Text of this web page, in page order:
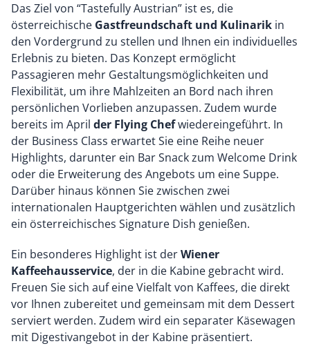
Das Ziel von “Tastefully Austrian” ist es, die
österreichische Gastfreundschaft und Kulinarik in
den Vordergrund zu stellen und Ihnen ein individuelles
Erlebnis zu bieten. Das Konzept ermöglicht
Passagieren mehr Gestaltungsmöglichkeiten und
Flexibilität, um ihre Mahlzeiten an Bord nach ihren
persönlichen Vorlieben anzupassen. Zudem wurde
bereits im April der Flying Chefwiedereingeführt. In
der Business Class erwartet Sie eine Reihe neuer
Highlights, darunter ein Bar Snack zum Welcome Drink
oder die Erweiterung des Angebots um eine Suppe.
Darüber hinaus können Sie zwischen zwei
internationalen Hauptgerichten wählen und zusätzlich
ein österreichisches Signature Dish genießen.
Ein besonderes Highlight ist derWiener
Kaffeehausservice, der in die Kabine gebracht wird.
Freuen Sie sich auf eine Vielfalt von Kaffees, die direkt
vor Ihnen zubereitet und gemeinsam mit dem Dessert
serviert werden. Zudem wird ein separater Käsewagen
mit Digestivangebot in der Kabine präsentiert.